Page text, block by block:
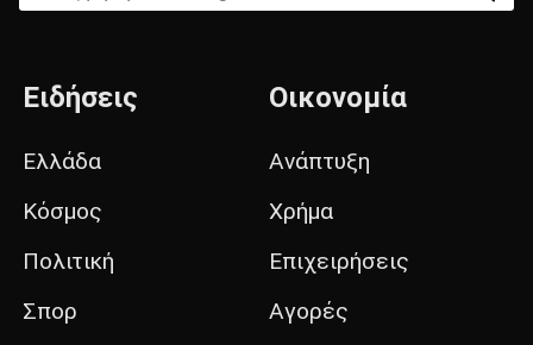
Ειδήσεις
Ελλάδα
Κόσμος
Πολιτική
Σπορ
Οικονομία
Ανάπτυξη
Χρήμα
Επιχειρήσεις
Αγορές